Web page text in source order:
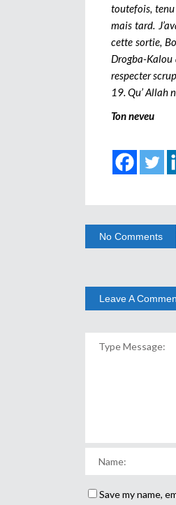
toutefois, tenu
mais tard.
cette sortie,
Drogba-Kalou
respecter
19. Qu’ Allah
Ton neveu
No Comments
Leave A
Save my name,